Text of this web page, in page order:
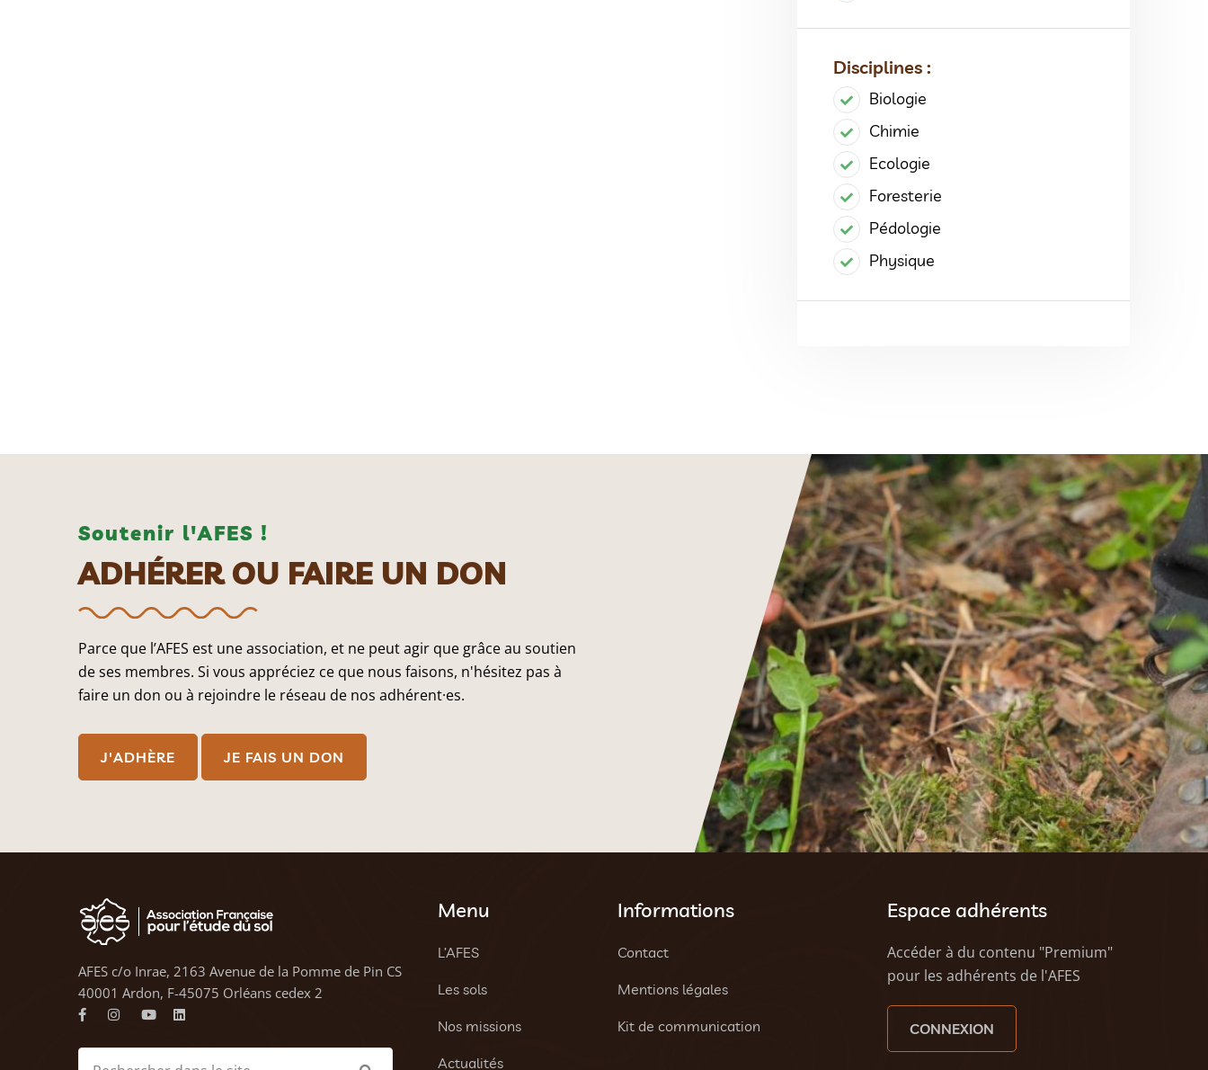
Disciplines :
Biologie
Chimie
Ecologie
Foresterie
Pédologie
Physique
Soutenir l'AFES !
ADHÉRER OU FAIRE UN DON
Parce que l’AFES est une association, et ne peut agir que grâce au soutien
de ses membres. Si vous appréciez ce que nous faisons, n'hésitez pas à
faire un don ou à rejoindre le réseau de nos adhérent·es.
J'ADHÈRE JE FAIS UN DON
AFES c/o Inrae, 2163 Avenue de la Pomme de Pin CS
40001 Ardon, F-45075 Orléans cedex 2
Menu
L’AFES
Les sols
Nos missions
Actualités
Informations
Contact
Mentions légales
Kit de communication
Espace adhérents
Accéder à du contenu "Premium"
pour les adhérents de l'AFES
CONNEXION